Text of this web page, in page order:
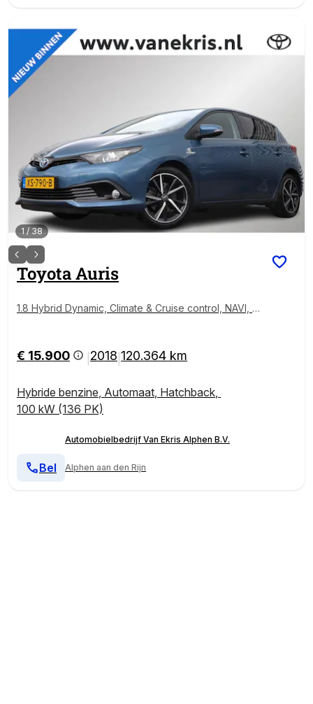
1 / 38
ToyotaAuris
1.8 Hybrid Dynamic, Climate & Cruise control, NAVI, D
€ 15.900 2018 120.364 km
Hybride benzine, Automaat, Hatchback,
100 kW (136 PK)
Automobielbedrijf Van Ekris Alphen B.V.
Alphen aan den Rijn
Bel